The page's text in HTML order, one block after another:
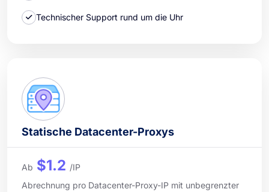
Technischer Support rund um die Uhr
Statische Datacenter-Proxys
Ab $1.2 /IP
Abrechnung pro Datacenter-Proxy-IP mit unbegrenzter